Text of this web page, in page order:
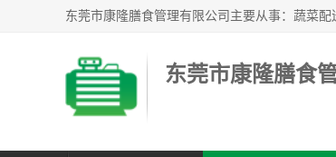
东莞市康隆膳食